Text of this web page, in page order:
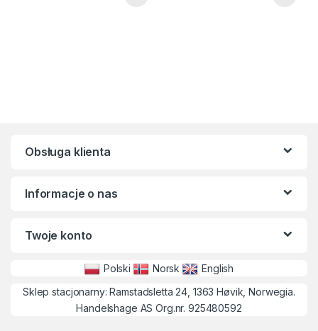
Obsługa klienta
Informacje o nas
Twoje konto
Polski Norsk
English
Sklep stacjonarny: Ramstadsletta 24, 1363 Høvik, Norwegia.
Handelshage AS Org.nr. 925480592